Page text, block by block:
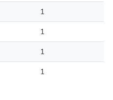
1
1
1
1